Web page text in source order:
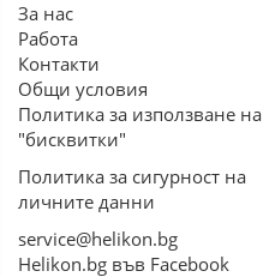
За нас
Работа
Контакти
Общи условия
Политика за използване на
"бисквитки"
Политика за сигурност на
личните данни
service@helikon.bg
Helikon.bg във Facebook